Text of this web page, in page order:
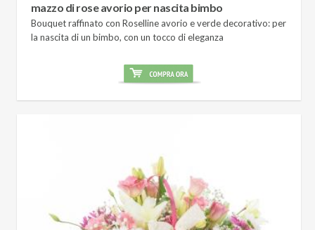
mazzo di rose avorio per nascita bimbo
Bouquet raffinato con Roselline avorio e verde decorativo: per
la nascita di un bimbo, con un tocco di eleganza